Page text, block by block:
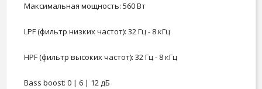
Максимальная мощность: 560 Вт
LPF (фильтр низких частот): 32 Гц - 8 кГц
HPF (фильтр высоких частот): 32 Гц - 8 кГц
Bass boost: 0 | 6 | 12 дБ